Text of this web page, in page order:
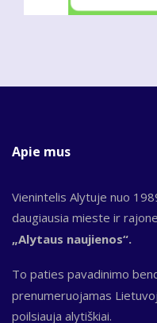
Apie mus
Vienintelis Alytuje nuo
daugiausia mieste ir
„Alytaus naujienos“.
To paties pavadinimo
prenumeruojamas
poilsiauja alytiškiai.